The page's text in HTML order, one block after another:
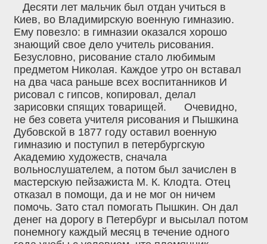
Десяти лет мальчик был отдан учиться в
Киев, во Владимирскую военную гимназию.
Ему повезло: в гимназии оказался хорошо
знающий свое дело учитель рисования.
Безусловно, рисование стало любимым
предметом Николая. Каждое утро он вставал
на два часа раньше всех воспитанников И
рисовал с гипсов, копировал, делал
зарисовки спящих товарищей. Очевидно,
не без совета учителя рисования и Пышкина
Дубовской в 1877 году оставил военную
гимназию и поступил в петербургскую
Академию художеств‚ сначала
вольнослушателем, а потом был зачислен в
мастерскую пейзажиста М. К. Клодта. Отец
отказал в помощи, да и не мог он ничем
помочь. Зато стал помогать Пышкин. Он дал
денег на дорогу в Петербург и высылал потом
понемногу каждый месяц в течение одного